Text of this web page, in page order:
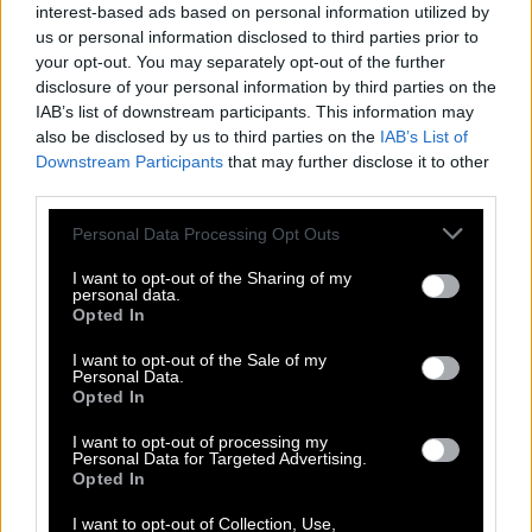
interest-based ads based on personal information utilized by
us or personal information disclosed to third parties prior to
your opt-out. You may separately opt-out of the further
disclosure of your personal information by third parties on the
IAB’s list of downstream participants. This information may
also be disclosed by us to third parties on the IAB’s List of
Downstream Participants that may further disclose it to other
Personal Data Processing Opt Outs
I want to opt-out of the Sharing of my
personal data.
Opted In
I want to opt-out of the Sale of my
Personal Data.
Opted In
I want to opt-out of processing my
Personal Data for Targeted Advertising.
Opted In
I want to opt-out of Collection, Use,
T
A U
T
Spaßiger Unfug:
U
L
K
A U
L
Abkürzung für Alternative Liste:
Kurzform für das Alphabet
B
C
__ generis, auf seine Art einzigartig